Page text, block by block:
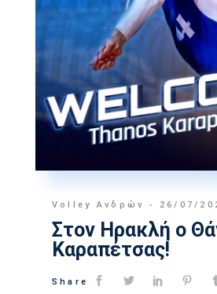
Volley Ανδρών 26/07/
Στον Ηρακλή ο
Καραπέτσας!
Share